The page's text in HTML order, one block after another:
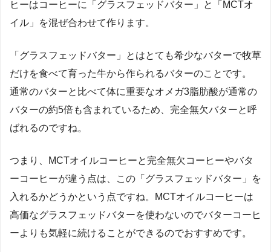
ヒーはコーヒーに「グラスフェッドバター」と「MCTオ
イル」を混ぜ合わせて作ります。
「グラスフェッドバター」とはとても希少なバターで牧草
だけを食べて育った牛から作られるバターのことです。
通常のバターと比べて体に重要なオメガ3脂肪酸が通常の
バターの約5倍も含まれているため、完全無欠バターと呼
ばれるのですね。
つまり、MCTオイルコーヒーと完全無欠コーヒーやバタ
ーコーヒーが違う点は、この「グラスフェッドバター」を
入れるかどうかという点ですね。MCTオイルコーヒーは
高価なグラスフェッドバターを使わないのでバターコーヒ
ーよりも気軽に続けることができるのでおすすめです。